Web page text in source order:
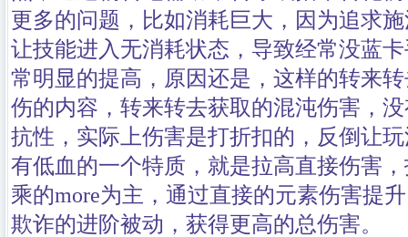
更多的问题，比如消耗巨大，因为追求
让技能进入无消耗状态，导致经常没蓝
常明显的提高，原因还是，这样的转来
伤的内容，转来转去获取的混沌伤害，
抗性，实际上伤害是打折扣的，反倒让
有低血的一个特质，就是拉高直接伤害
乘的more为主，通过直接的元素伤害提
欺诈的进阶被动，获得更高的总伤害。